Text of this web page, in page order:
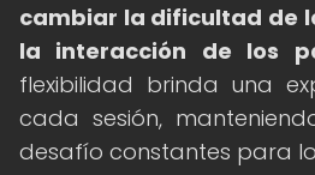
cambiar la dificultad de
la interacción de los
flexibilidad brinda una
cada sesión,
desafío constantes para